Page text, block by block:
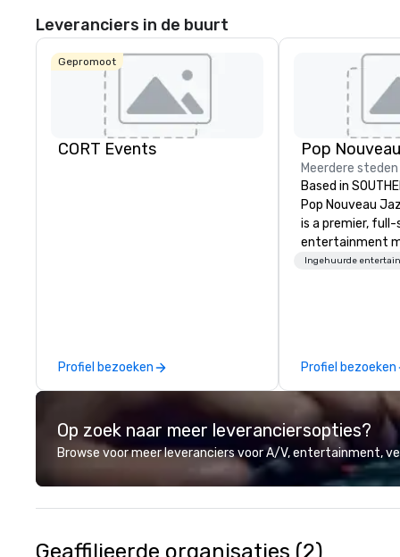
Leveranciers in de buurt
Gepromoot
CORT Events
Profiel bezoeken
Meerdere steden
Based in
Pop Nouveau
is a premier,
entertainment
company
that your clients
talk about with
every event! ► What makes our
approach
"Recognition
audience hears
Spears, Bruno
melody
instant "aha!"
Ingehuurde
Profiel bezoeken
Op zoek naar meer leveranciersopties?
Browse voor meer leveranciers voor A/V, entertainment,
Geaffilieerde organisaties (2)